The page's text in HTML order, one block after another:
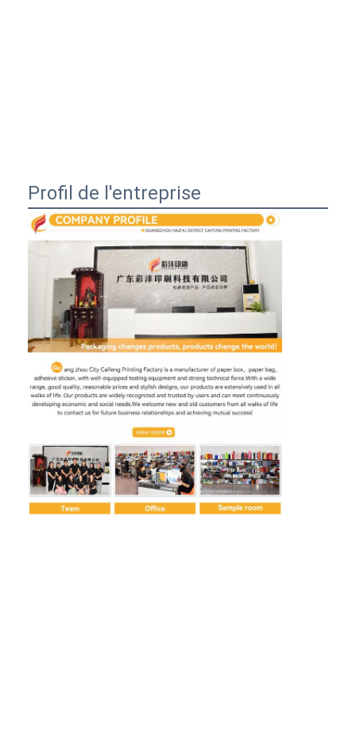
Profil de l'entreprise